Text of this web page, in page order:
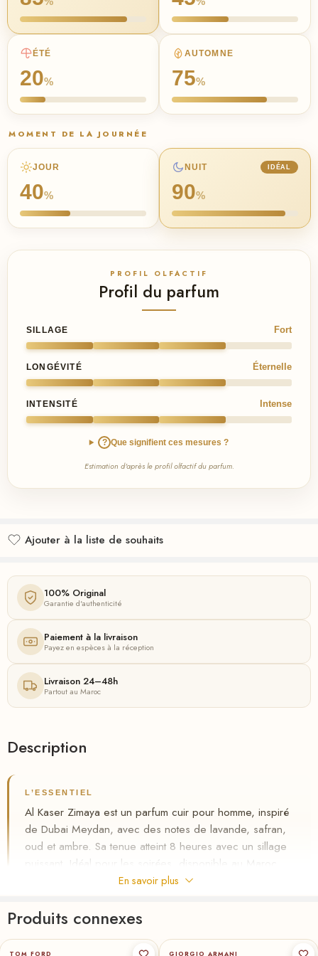
ÉTÉ
20%
AUTOMNE
75%
MOMENT DE LA JOURNÉE
JOUR
40%
NUIT IDÉAL
90%
PROFIL OLFACTIF
Profil du parfum
SILLAGE Fort
LONGÉVITÉ Éternelle
INTENSITÉ Intense
? Que signifient ces mesures ?
Estimation d'après le profil olfactif du parfum.
Ajouter à la liste de souhaits
100% Original
Garantie d'authenticité
Paiement à la livraison
Payez en espèces à la réception
Livraison 24–48h
Partout au Maroc
Description
L’ESSENTIEL
Al Kaser Zimaya est un parfum cuir pour homme, inspiré
de Dubai Meydan, avec des notes de lavande, safran,
oud et ambre. Sa tenue atteint 8 heures avec un sillage
puissant. Idéal pour les soirées, disponible au Maroc
avec livraison gratuite et paiement à la livraison chez
✦Cuir boisé, oud et safran
✦Tenue 8h, sillage puissant
En savoir plus
Produits connexes
100-ml ★
TOM FORD GIORGIO ARMANI